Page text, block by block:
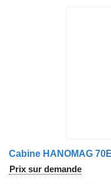
Cabine HANOMAG 70E
Prix sur demande